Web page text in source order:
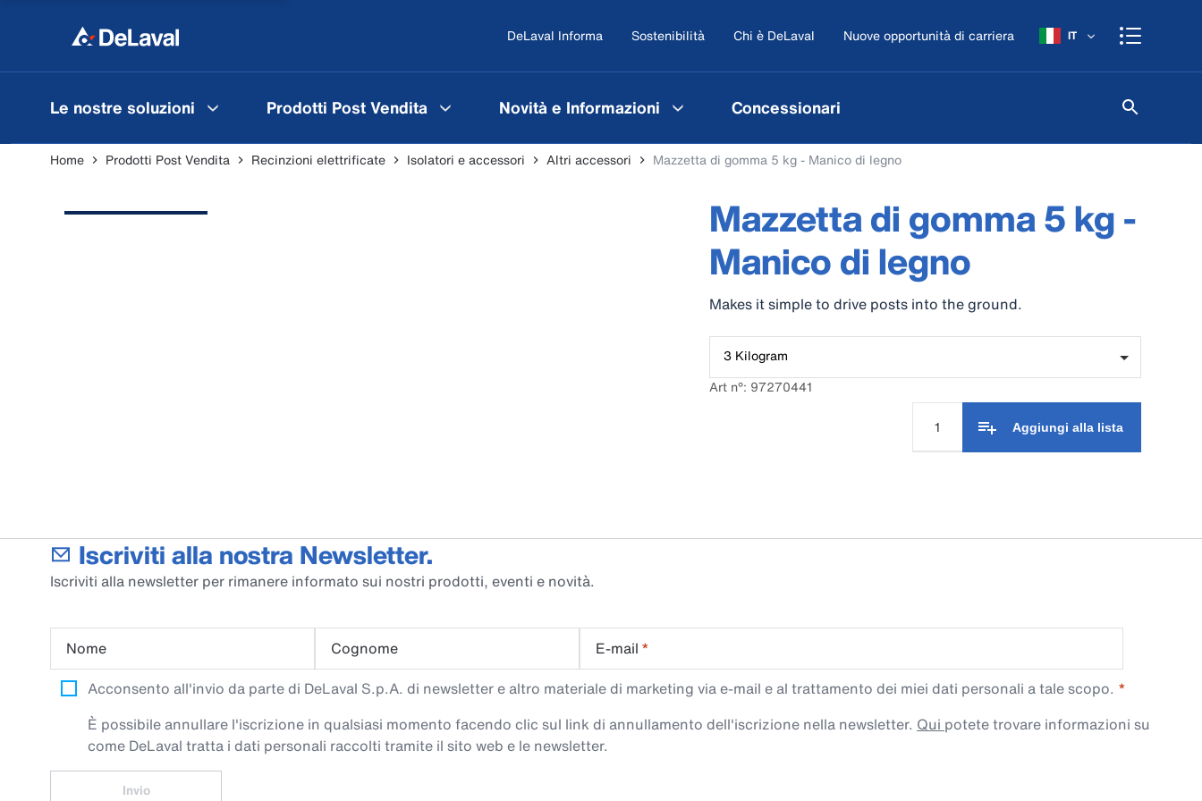
DeLaval Informa Sostenibilità Chi è DeLaval Nuove opportunità di carriera IT
Le nostre soluzioni Prodotti Post Vendita Novità e Informazioni Concessionari
Home Prodotti Post Vendita Recinzioni elettrificate Isolatori e accessori Altri accessori Mazzetta di gomma 5 kg - Manico di legno
Mazzetta di gomma 5 kg -
Manico di legno
Makes it simple to drive posts into the ground.
3 Kilogram
Art n°: 97270441
Aggiungi alla lista
Iscriviti alla nostra Newsletter.
Iscriviti alla newsletter per rimanere informato sui nostri prodotti, eventi e novità.
Nome Cognome E-mail *
Acconsento all'invio da parte di DeLaval S.p.A. di newsletter e altro materiale di marketing via e-mail e al trattamento dei miei dati personali a tale scopo.
È possibile annullare l'iscrizione in qualsiasi momento facendo clic sul link di annullamento dell'iscrizione nella newsletter. Qui potete trovare informazioni su
come DeLaval tratta i dati personali raccolti tramite il sito web e le newsletter.
Invio